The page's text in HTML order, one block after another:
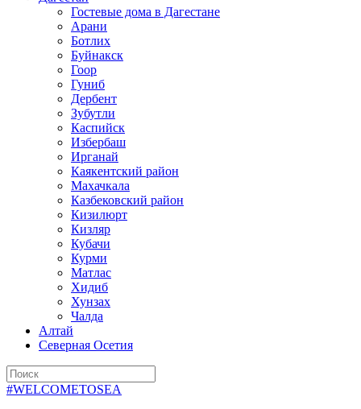
Гостевые дома в Дагестане
Арани
Ботлих
Буйнакск
Гоор
Гуниб
Дербент
Зубутли
Каспийск
Избербаш
Ирганай
Каякентский район
Махачкала
Казбековский район
Кизилюрт
Кизляр
Кубачи
Курми
Матлас
Хидиб
Хунзах
Чалда
Алтай
Северная Осетия
#WELCOMETOSEA